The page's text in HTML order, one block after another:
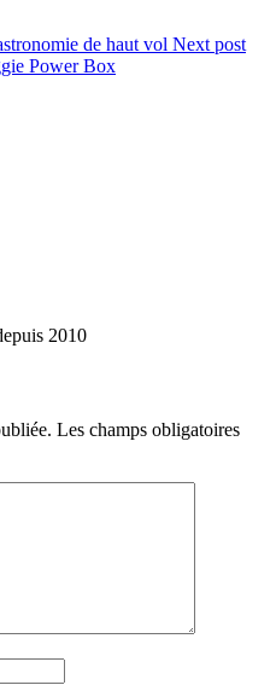
de haut vol Next post
Power Box
2010
Les champs obligatoires